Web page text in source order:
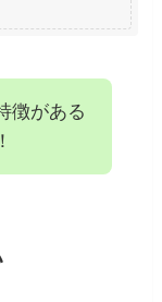
徴がある